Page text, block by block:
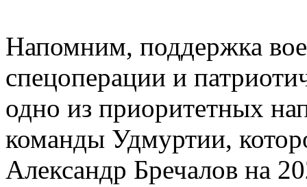
Напомним, поддержка
спецоперации и
одно из приоритетных
команды Удмуртии,
Александр Бречалов на